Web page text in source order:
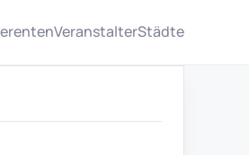
VeranstalterStädte